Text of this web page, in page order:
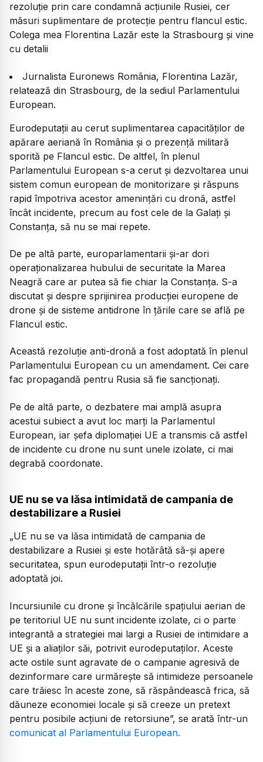
rezoluție prin care condamnă acțiunile Rusiei, cer
măsuri suplimentare de protecție pentru flancul estic.
Colega mea Florentina Lazăr este la Strasbourg și vine
cu detalii
Jurnalista Euronews România, Florentina Lazăr,
relatează din Strasbourg, de la sediul Parlamentului
European.
Eurodeputații au cerut suplimentarea capacităților de
apărare aeriană în România și o prezență militară
sporită pe Flancul estic. De altfel, în plenul
Parlamentului European s-a cerut și dezvoltarea unui
sistem comun european de monitorizare și răspuns
rapid împotriva acestor amenințări cu dronă, astfel
încât incidente, precum au fost cele de la Galați și
Constanța, să nu se mai repete.
De pe altă parte, europarlamentarii și-ar dori
operaționalizarea hubului de securitate la Marea
Neagră care ar putea să fie chiar la Constanța. S-a
discutat și despre sprijinirea producției europene de
drone și de sisteme antidrone în țările care se află pe
Flancul estic.
Această rezoluție anti-dronă a fost adoptată în plenul
Parlamentului European cu un amendament. Cei care
fac propagandă pentru Rusia să fie sancționați.
Pe de altă parte, o dezbatere mai amplă asupra
acestui subiect a avut loc marți la Parlamentul
European, iar șefa diplomației UE a transmis că astfel
de incidente cu drone nu sunt unele izolate, ci mai
degrabă coordonate.
UE nu se va lăsa intimidată de campania de
destabilizare a Rusiei
„UE nu se va lăsa intimidată de campania de
destabilizare a Rusiei și este hotărâtă să-și apere
securitatea, spun eurodeputații într-o rezoluție
adoptată joi.
Incursiunile cu drone și încălcările spațiului aerian de
pe teritoriul UE nu sunt incidente izolate, ci o parte
integrantă a strategiei mai largi a Rusiei de intimidare a
UE și a aliaților săi, potrivit eurodeputaților. Aceste
acte ostile sunt agravate de o campanie agresivă de
dezinformare care urmărește să intimideze persoanele
care trăiesc în aceste zone, să răspândească frica, să
dăuneze economiei locale și să creeze un pretext
pentru posibile acțiuni de retorsiune”, se arată într-un
comunicat al Parlamentului European.